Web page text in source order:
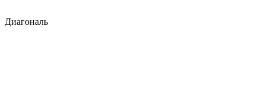
Диагональ